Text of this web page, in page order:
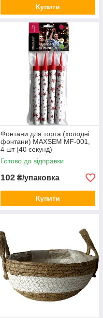
Купити
Фонтани для торта (холодні
фонтани) MAXSEM MF-001,
4 шт (40 секунд)
Готово до відправки
102 ₴/упаковка
Купити